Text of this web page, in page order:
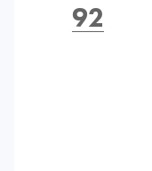
92